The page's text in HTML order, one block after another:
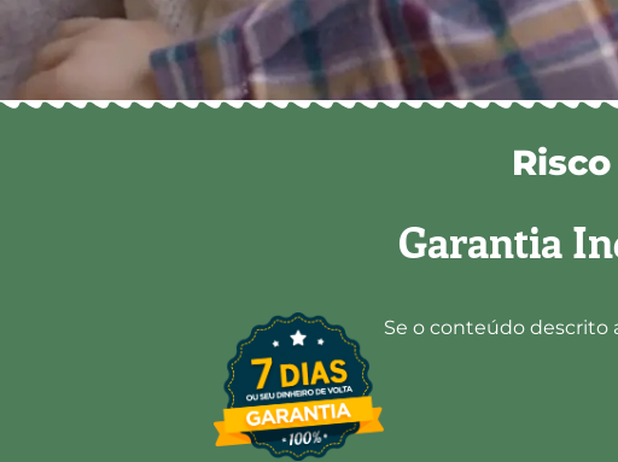
Garantia
Se o conteúdo descrito